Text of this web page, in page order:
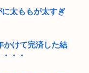
太ももが太すぎ
かけて完済した結
・・